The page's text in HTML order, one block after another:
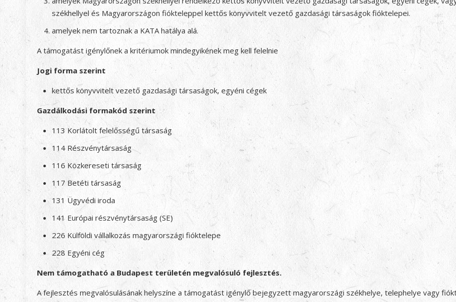
székhellyel és Magyarországon fiókteleppel kettős könyvvitelt vezető gazdasági társaságok fióktelepei.
amelyek nem tartoznak a KATA hatálya alá.
A támogatást igénylőnek a kritériumok mindegyikének meg kell felelnie
Jogi forma szerint
kettős könyvvitelt vezető gazdasági társaságok, egyéni cégek
Gazdálkodási formakód szerint
113 Korlátolt felelősségű társaság
114 Részvénytársaság
116 Közkereseti társaság
117 Betéti társaság
131 Ügyvédi iroda
141 Európai részvénytársaság (SE)
226 Külföldi vállalkozás magyarországi fióktelepe
228 Egyéni cég
Nem támogatható a Budapest területén megvalósuló fejlesztés.
A fejlesztés megvalósulásának helyszíne a támogatást igénylő bejegyzett magyarországi székhelye, telephelye vagy